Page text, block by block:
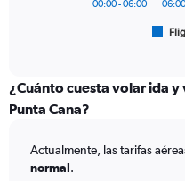
categories.
Range:
The
chart
00:00 - 06:00
¿Cuánto cuesta volar ida y
Punta Cana?
Actualmente, las tarifas
normal.